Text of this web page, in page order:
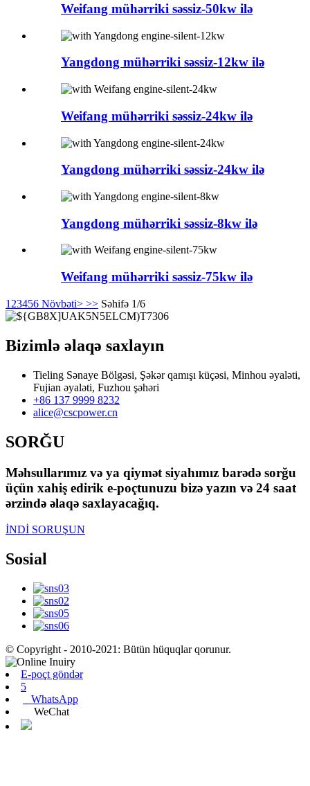
Weifang mühərriki səssiz-50kw ilə
Yangdong mühərriki səssiz-12kw ilə
Weifang mühərriki səssiz-24kw ilə
Yangdong mühərriki səssiz-24kw ilə
Yangdong mühərriki səssiz-8kw ilə
Weifang mühərriki səssiz-75kw ilə
1 23456 Növbəti> >> Səhifə 1/6
Bizimlə əlaqə saxlayın
Tieling Sənaye Bölgəsi, Şəkər qamışı küçəsi, Minhou əyaləti,
Fujian əyaləti, Fuzhou şəhəri
+86 137 9999 8232
alice@cscpower.cn
SORĞU
Məhsullarımız və ya qiymət siyahımız barədə sorğu
üçün xahiş edirik e-poçtunuzu bizə yazın və 24 saat
ərzində əlaqə saxlayacağıq.
İNDİ SORUŞUN
Sosial
© Copyright - 2010-2021: Bütün hüquqlar qorunur.
E-poçt göndər
5
WhatsApp
WeChat